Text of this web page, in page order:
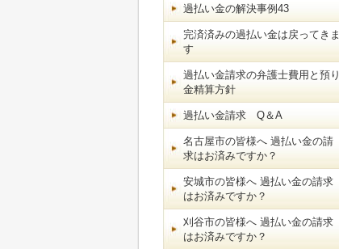
過払い金の解決事例43
完済済みの過払い金は戻ってきま
す
過払い金請求の弁護士費用と預り
金精算方針
過払い金請求 Q＆A
名古屋市の皆様へ 過払い金の請
求はお済みですか？
安城市の皆様へ 過払い金の請求
はお済みですか？
刈谷市の皆様へ 過払い金の請求
はお済みですか？